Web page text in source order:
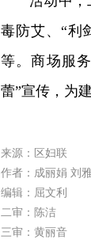
毒防艾、“利
等。商场服
蕾”宣传，为
来源：区妇联
作者：成丽娟 刘
编辑：屈文利
二审：陈洁
三审：黄丽音